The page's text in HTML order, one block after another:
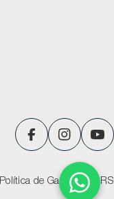
FacebookInstagram
Política de Garantías PQRS